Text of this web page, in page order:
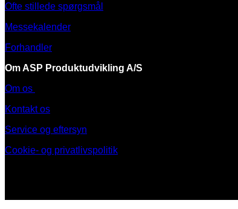
Ofte stillede spørgsmål
Messekalender
Forhandler
Om ASP Produktudvikling A/S
Om os
Kontakt os
Service og eftersyn
Cookie- og privatlivspolitik